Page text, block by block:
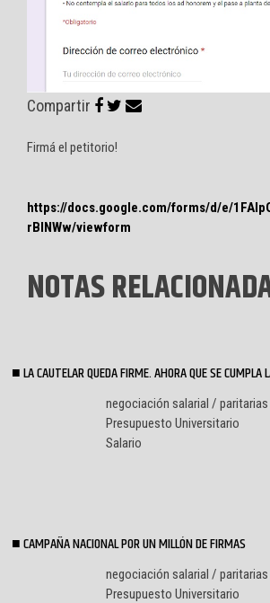
Compartir
Firmá el petitorio!
https://docs.google.com/forms/d/e/
rBlNWw/viewform
NOTAS
LA CAUTELAR QUEDA FIRME. AHORA QUE SE CUMPLA
negociación salarial / paritarias
Presupuesto Universitario
Salario
CAMPAÑA NACIONAL POR UN MILLÓN DE FIRMAS
negociación salarial / paritarias
Presupuesto Universitario